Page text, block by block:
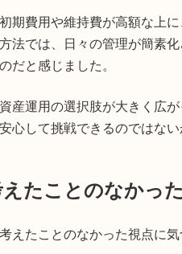
期費用や維持費が高額な上
法では、日々の管理が簡素
だと感じました。
産運用の選択肢が大きく広
して挑戦できるのではない
たことのなかっ
たことのなかった視点に気